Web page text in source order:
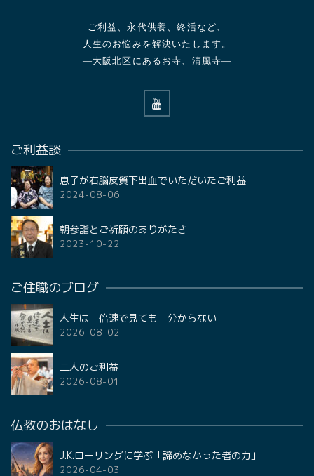
ご利益、永代供養、終活など、
人生のお悩みを解決いたします。
—大阪北区にあるお寺、清風寺—
ご利益談
息子が右脳皮質下出血でいただいたご利益
2024-08-06
朝参詣とご祈願のありがたさ
2023-10-22
ご住職のブログ
人生は 倍速で見ても 分からない
2026-08-02
二人のご利益
2026-08-01
仏教のおはなし
J.K.ローリングに学ぶ「諦めなかった者の力」
2026-04-03